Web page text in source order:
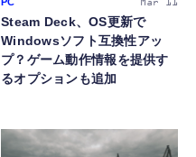
Mar 11
Steam Deck、OS更新で
Windowsソフト互換性アッ
プ？ゲーム動作情報を提供す
るオプションも追加